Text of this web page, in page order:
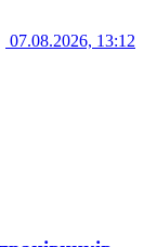
07.08.2026, 13:12